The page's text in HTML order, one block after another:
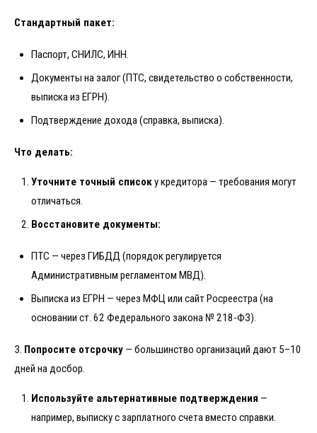
Стандартный пакет:
Паспорт, СНИЛС, ИНН.
Документы на залог (ПТС, свидетельство о собственности,
выписка из ЕГРН).
Подтверждение дохода (справка, выписка).
Что делать:
Уточните точный списоку кредитора — требования могут
отличаться.
Восстановите документы:
ПТС — через ГИБДД (порядок регулируется
Административным регламентом МВД).
Выписка из ЕГРН — через МФЦ или сайт Росреестра (на
основании ст. 62 Федерального закона № 218-ФЗ).
3. Попросите отсрочку — большинство организаций дают 5–10
дней на досбор.
Используйте альтернативные подтверждения —
например, выписку с зарплатного счета вместо справки.